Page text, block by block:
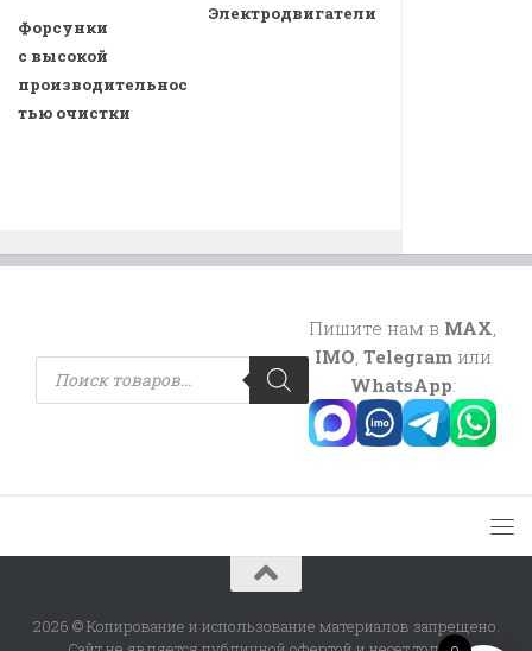
Форсунки
с высокой
производительнос
тью очистки
Электродвигатели
Поиск
товаров
Пишите нам в MAX,
IMO, Telegramили
WhatsApp:
2026 © Копирование и использование материалов запрещено.